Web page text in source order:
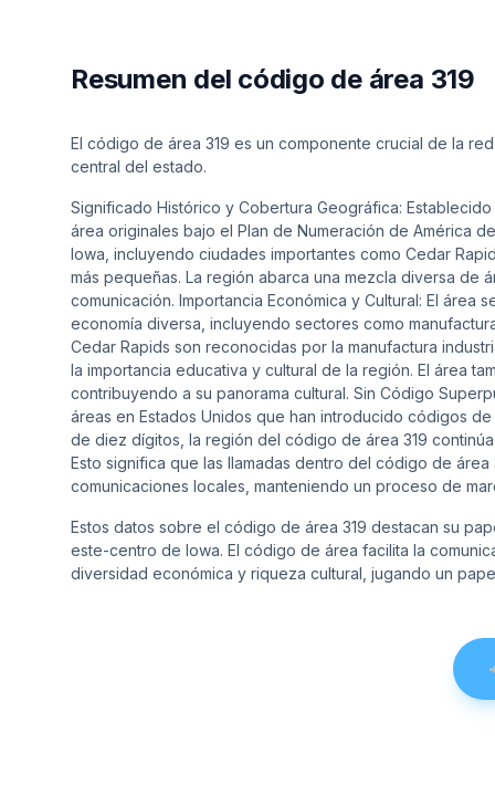
Resumen del código de área 319
El código de área 319 es un componente crucial de la
central del estado.
Significado Histórico y Cobertura Geográfica:
área originales bajo el Plan de Numeración de América
Iowa, incluyendo ciudades importantes como Cedar
más pequeñas. La región abarca una mezcla diversa de
comunicación. Importancia Económica y Cultural: El
economía diversa, incluyendo sectores como
Cedar Rapids son reconocidas por la manufactura
la importancia educativa y cultural de la región. El área
contribuyendo a su panorama cultural. Sin Código
áreas en Estados Unidos que han introducido códigos
de diez dígitos, la región del código de área 319
Esto significa que las llamadas dentro del código de
comunicaciones locales, manteniendo un proceso de
Estos datos sobre el código de área 319 destacan su
este-centro de Iowa. El código de área facilita la
diversidad económica y riqueza cultural, jugando un